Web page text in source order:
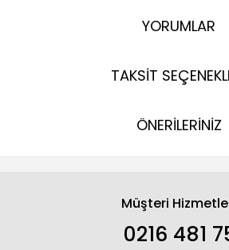
YORUMLAR
TAKSİT
ÖNERİLERİNİZ
Müşteri
0216 481